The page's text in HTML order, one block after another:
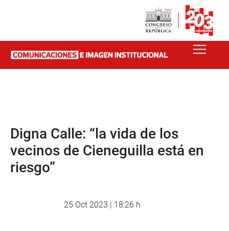
Digna Calle: “la vida de los
vecinos de Cieneguilla está en
riesgo”
25 Oct 2023 | 18:26 h